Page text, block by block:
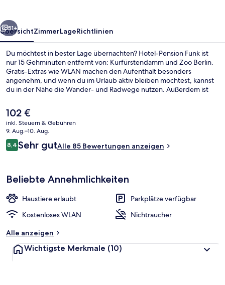
Weiter
51+
ÜbersichtZimmerLageRichtlinien
Du möchtest in bester Lage übernachten? Hotel-Pension Funk ist
nur 15 Gehminuten entfernt von: Kurfürstendamm und Zoo Berlin.
Gratis-Extras wie WLAN machen den Aufenthalt besonders
angenehm, und wenn du im Urlaub aktiv bleiben möchtest, kannst
du in der Nähe die Wander- und Radwege nutzen. Außerdem ist
Platz und Brandenburger Tor. Die Unterkunft ist nur einen kurzen
Fußmarsch von den öffentlichen Verkehrsmitteln entfernt: Zur U-
Bahn läuft man 5 Minuten (U-Bahnhof Uhlandstraße) bzw. 5
Minuten (U-Bahnhof Kurfürstendamm).
Der
aktuelle
Preis
beträgt
102 €.
102 €
inkl. Steuern & Gebühren
9. Aug.–10. Aug.
Bewertungen
8,48,4 von 10.
Sehr gutAlle 85 Bewertungen anzeigen
Beliebte Annehmlichkeiten
Haustiere erlaubt
Parkplätze verfügbar
Kostenloses WLAN
Nichtraucher
Alle anzeigen
Wichtigste Merkmale (10)